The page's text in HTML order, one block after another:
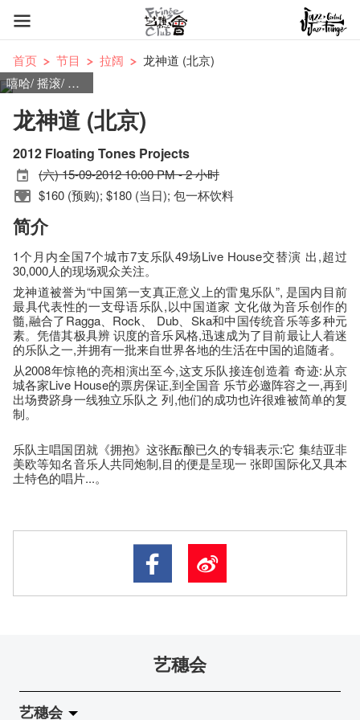
首页 节目 拉阔
龙神道 (北京)
嘻哈/ 摇滚/ 流行摇滚
龙神道 (北京)
2012 Floating Tones Projects
(六) 15-09-2012 10:00 PM - 2 小时
$160 (预购); $180 (当日); 包一杯饮料
简介
1个月内全国7个城市7支乐队49场Live House交替演 出,超过
30,000人的现场观众关注。
龙神道被誉为“中国第一支真正意义上的雷鬼乐队”, 是国内目前
最具代表性的一支母语乐队,以中国道家 文化做为音乐创作的
髓,融合了Ragga、Rock、 Dub、Ska和中国传统音乐等多种元
素。凭借其极具辨 识度的音乐风格,迅速成为了目前最让人着迷
的乐队之一,并拥有一批来自世界各地的生活在中国的追随者。
从2008年惊艳的亮相演出至今,这支乐队接连创造着 奇迹:从京
城各家Live House的票房保证,到全国音 乐节必邀阵容之一,再到
出场费跻身一线独立乐队之 列,他们的成功也许很难被简单的复
制。
乐队主唱国囝就《拥抱》这张酝酿已久的专辑表示:它 集结亚非
美欧等知名音乐人共同炮制,目的便是呈现一 张即国际化又具本
土特色的唱片...。
艺穗会
艺穗会